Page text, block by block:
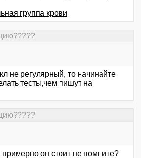
группа крови
не регулярный, то начинайте
тесты,чем пишут на
он стоит не помните?